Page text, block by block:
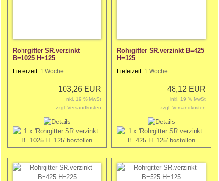
Rohrgitter SR.verzinkt
B=1025 H=125
Lieferzeit: 1 Woche
103,26 EUR
inkl. 19 % MwSt
zzgl.Versandkosten
Rohrgitter SR.verzinkt B=425
H=125
Lieferzeit: 1 Woche
48,12 EUR
inkl. 19 % MwSt
zzgl. Versandkosten